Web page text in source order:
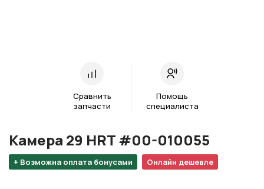
Сравнить
запчасти
Помощь
специалиста
+ Возможна оплата бонусами Онлайн дешевле
Камера 29 HRT #00-010055